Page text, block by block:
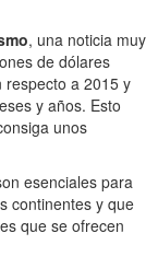
, una noticia muy
de dólares
respecto a 2015 y
y años. Esto
unos
esenciales para
continentes y que
que se ofrecen